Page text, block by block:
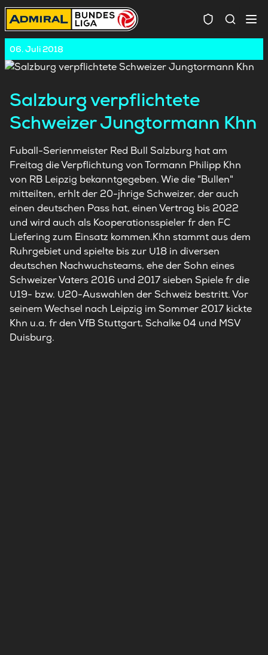
06. Juli 2018
Salzburg verpflichtete
Schweizer Jungtormann Khn
Fuball-Serienmeister Red Bull Salzburg hat am
Freitag die Verpflichtung von Tormann Philipp Khn
von RB Leipzig bekanntgegeben. Wie die "Bullen"
mitteilten, erhlt der 20-jhrige Schweizer, der auch
einen deutschen Pass hat, einen Vertrag bis 2022
und wird auch als Kooperationsspieler fr den FC
Liefering zum Einsatz kommen.Khn stammt aus dem
Ruhrgebiet und spielte bis zur U18 in diversen
deutschen Nachwuchsteams, ehe der Sohn eines
Schweizer Vaters 2016 und 2017 sieben Spiele fr die
U19- bzw. U20-Auswahlen der Schweiz bestritt. Vor
seinem Wechsel nach Leipzig im Sommer 2017 kickte
Khn u.a. fr den VfB Stuttgart, Schalke 04 und MSV
Duisburg.